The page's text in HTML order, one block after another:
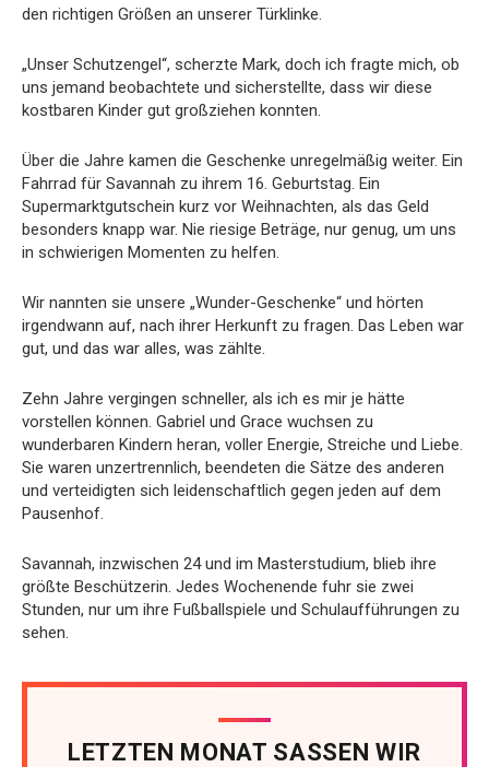
den richtigen Größen an unserer Türklinke.
„Unser Schutzengel“, scherzte Mark, doch ich fragte mich, ob
uns jemand beobachtete und sicherstellte, dass wir diese
kostbaren Kinder gut großziehen konnten.
Über die Jahre kamen die Geschenke unregelmäßig weiter. Ein
Fahrrad für Savannah zu ihrem 16. Geburtstag. Ein
Supermarktgutschein kurz vor Weihnachten, als das Geld
besonders knapp war. Nie riesige Beträge, nur genug, um uns
in schwierigen Momenten zu helfen.
Wir nannten sie unsere „Wunder-Geschenke“ und hörten
irgendwann auf, nach ihrer Herkunft zu fragen. Das Leben war
gut, und das war alles, was zählte.
Zehn Jahre vergingen schneller, als ich es mir je hätte
vorstellen können. Gabriel und Grace wuchsen zu
wunderbaren Kindern heran, voller Energie, Streiche und Liebe.
Sie waren unzertrennlich, beendeten die Sätze des anderen
und verteidigten sich leidenschaftlich gegen jeden auf dem
Pausenhof.
Savannah, inzwischen 24 und im Masterstudium, blieb ihre
größte Beschützerin. Jedes Wochenende fuhr sie zwei
Stunden, nur um ihre Fußballspiele und Schulaufführungen zu
sehen.
LETZTEN MONAT SASSEN WIR